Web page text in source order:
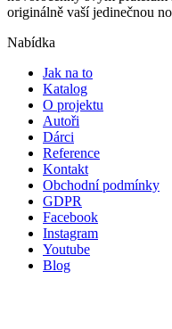
originálně vaší jedinečnou
Nabídka
Jak na to
Katalog
O projektu
Autoři
Dárci
Reference
Kontakt
Obchodní podmínky
GDPR
Facebook
Instagram
Youtube
Blog